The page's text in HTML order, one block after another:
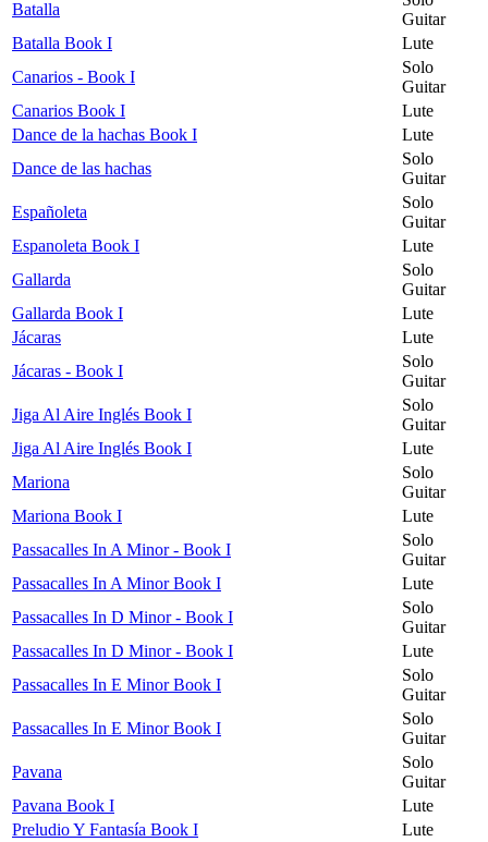
Batalla
Guitar
Batalla Book I
Lute
Canarios - Book I
Solo
Guitar
Canarios Book I
Lute
Dance de la hachas Book I
Lute
Dance de las hachas
Solo
Guitar
Españoleta
Solo
Guitar
Espanoleta Book I
Lute
Gallarda
Solo
Guitar
Gallarda Book I
Lute
Jácaras
Lute
Jácaras - Book I
Solo
Guitar
Jiga Al Aire Inglés Book I
Solo
Guitar
Jiga Al Aire Inglés Book I
Lute
Mariona
Solo
Guitar
Mariona Book I
Lute
Passacalles In A Minor - Book I
Solo
Guitar
Passacalles In A Minor Book I
Lute
Passacalles In D Minor - Book I
Solo
Guitar
Passacalles In D Minor - Book I
Lute
Passacalles In E Minor Book I
Solo
Guitar
Passacalles In E Minor Book I
Solo
Guitar
Pavana
Solo
Guitar
Pavana Book I
Lute
Preludio Y Fantasía Book I
Lute